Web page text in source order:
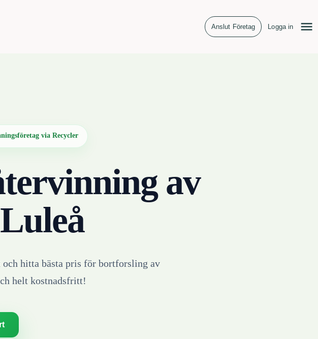
Anslut Företag Logga in
via Recycler
av
Luleå
hitta bästa pris för bortforsling av
helt kostnadsfritt!